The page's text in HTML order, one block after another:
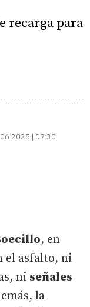
recarga para
| 07:30
, en
el asfalto, ni
ni señales
la